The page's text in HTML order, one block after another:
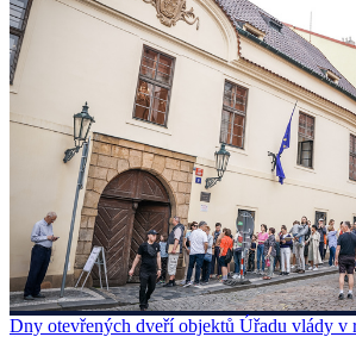
Dny otevřených dveří objektů Úřadu vlády v